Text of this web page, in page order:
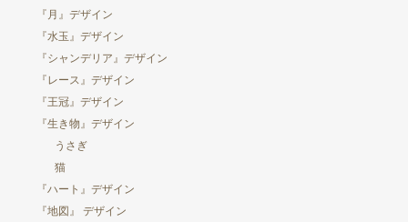
『月』デザイン
『水玉』デザイン
『シャンデリア』デザイン
『レース』デザイン
『王冠』デザイン
『生き物』デザイン
うさぎ
猫
『ハート』デザイン
『地図』 デザイン